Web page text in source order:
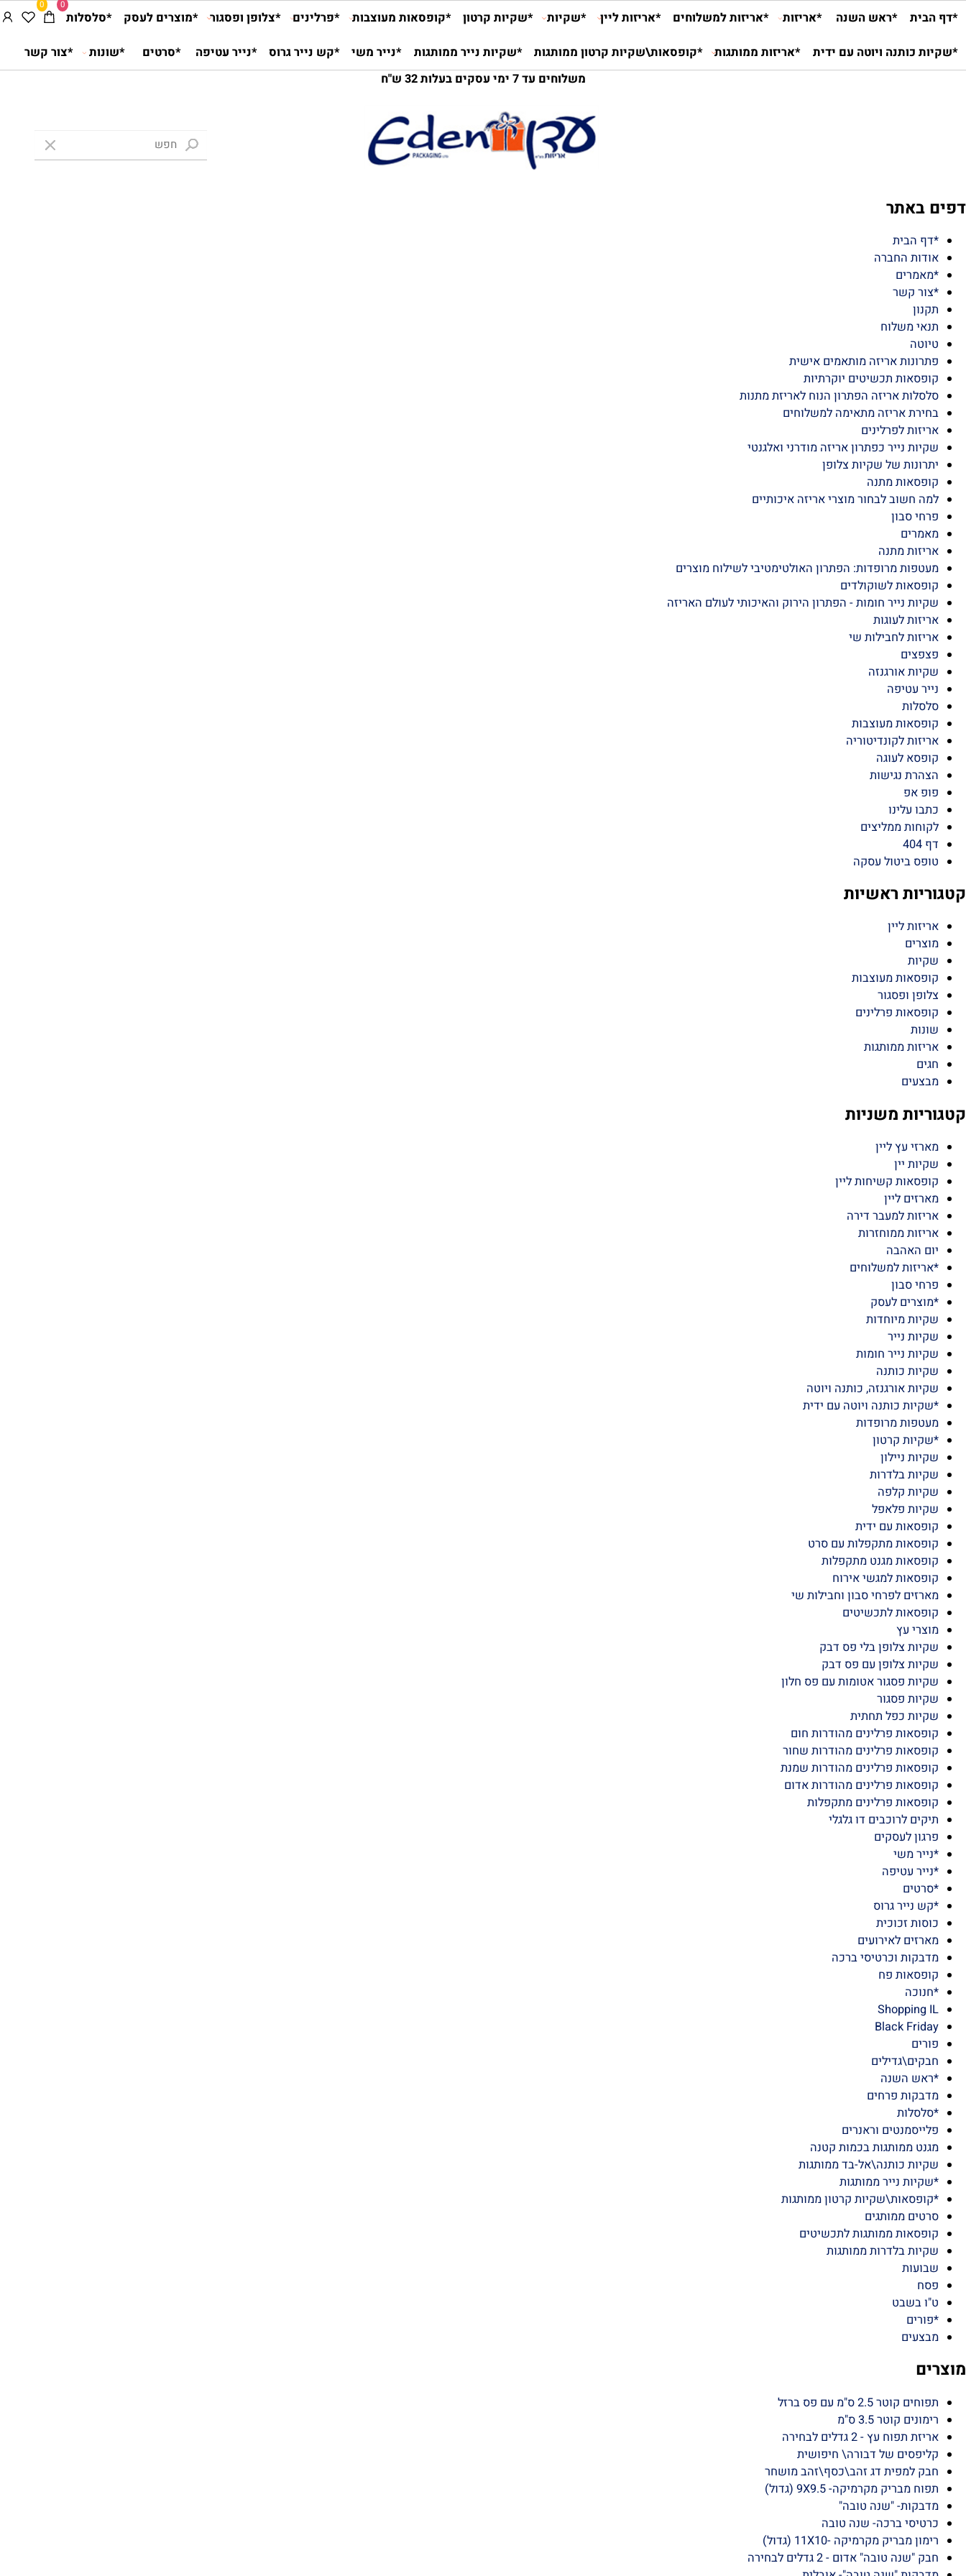
משלוחים עד 7 ימי עסקים בעלות 32 ש"ח
0 0
*ראש השנה *אריזות *אריזות למשלוחים *אריזות ליין *שקיות *שקיות קרטון *קופסאות מעוצבות *פרלינים *צלופן ופסגור *מוצרים לעסק *סלסלות
כותנה ויוטה עם ידית *אריזות ממותגות *קופסאות\שקיות קרטון ממותגות *שקיות נייר ממותגות *נייר משי *קש נייר גרוס *נייר עטיפה *סרטים *שונות *צור קשר
הבית
החברה
קשר
משלוח
אריזה מותאמים אישית
תכשיטים יוקרתיות
אריזה הפתרון הנוח לאריזת מתנות
אריזה מתאימה למשלוחים
לפרלינים
נייר כפתרון אריזה מודרני ואלגנטי
של שקיות צלופן
מתנה
חשוב לבחור מוצרי אריזה איכותיים
סבון
מתנה
מרופדות: הפתרון האולטימטיבי לשילוח מוצרים
לשוקולדים
נייר חומות - הפתרון הירוק והאיכותי לעולם האריזה
לעוגות
לחבילות שי
אורגנזה
עטיפה
מעוצבות
לקונדיטוריה
לעוגה
נגישות
אפ
עלינו
ממליצים
ביטול עסקה
ראשיות
ליין
מעוצבות
ופסגור
פרלינים
ממותגות
משניות
עץ ליין
יין
קשיחות ליין
ליין
למעבר דירה
ממוחזרות
האהבה
למשלוחים
סבון
לעסק
מיוחדות
נייר
נייר חומות
כותנה
אורגנזה, כותנה ויוטה
כותנה ויוטה עם ידית
מרופדות
קרטון
ניילון
בלדרות
קלפה
פלאפל
עם ידית
מתקפלות עם סרט
מגנט מתקפלות
למגשי אירוח
לפרחי סבון וחבילות שי
לתכשיטים
עץ
צלופן בלי פס דבק
צלופן עם פס דבק
פסגור אטומות עם פס חלון
פסגור
כפל תחתית
פרלינים מהודרות חום
פרלינים מהודרות שחור
פרלינים מהודרות שמנת
פרלינים מהודרות אדום
פרלינים מתקפלות
לרוכבים דו גלגלי
לעסקים
משי
עטיפה
נייר גרוס
זכוכית
לאירועים
וכרטיסי ברכה
פח
Black
השנה
פרחים
וראנרים
ממותגות בכמות קטנה
כותנה\אל-בד ממותגות
נייר ממותגות
קרטון ממותגות
ממותגים
ממותגות לתכשיטים
בלדרות ממותגות
בשבט
קוטר 2.5 ס"מ עם פס ברזל
קוטר 3.5 ס"מ
תפוח עץ - 2 גדלים לבחירה
של דבורה\ חיפושית